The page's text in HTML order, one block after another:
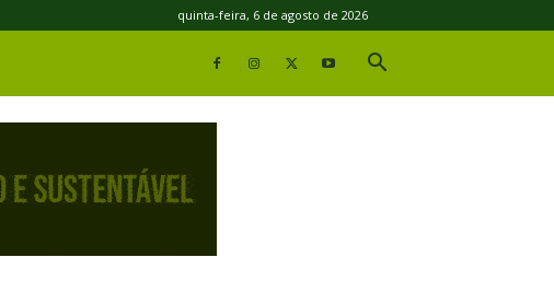
quinta-feira, 6 de agosto de 2026